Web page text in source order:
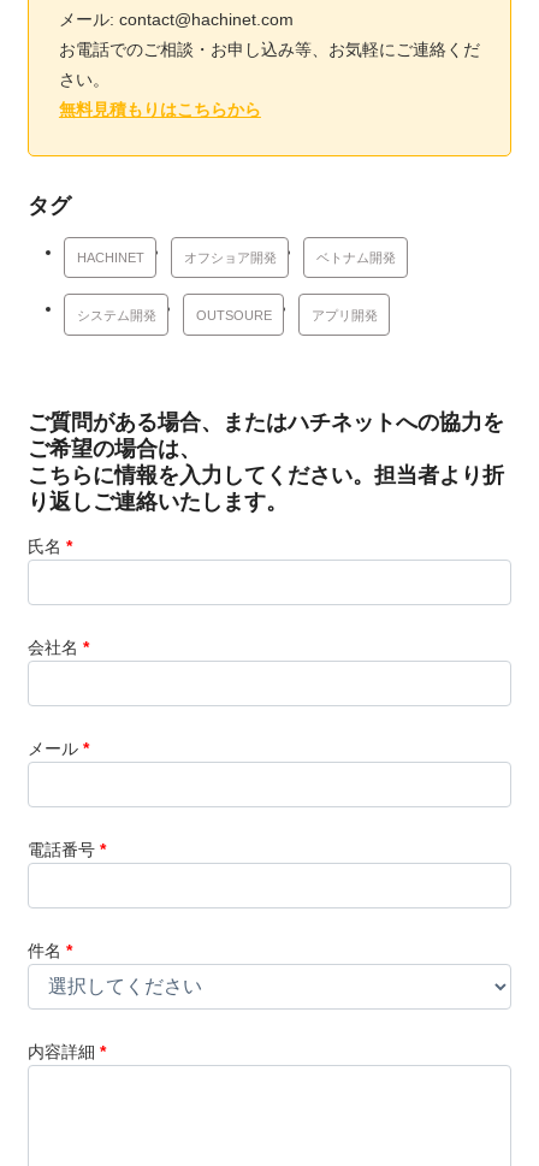
メール: contact@hachinet.com
お電話でのご相談・お申し込み等、お気軽にご連絡くだ
さい。
無料見積もりはこちらから
タグ
HACHINET オフショア開発 ベトナム開発
システム開発 OUTSOURE アプリ開発
ご質問がある場合、またはハチネットへの協力を
ご希望の場合は、
こちらに情報を入力してください。担当者より折
り返しご連絡いたします。
氏名 *
会社名 *
メール *
電話番号 *
件名 *
内容詳細 *